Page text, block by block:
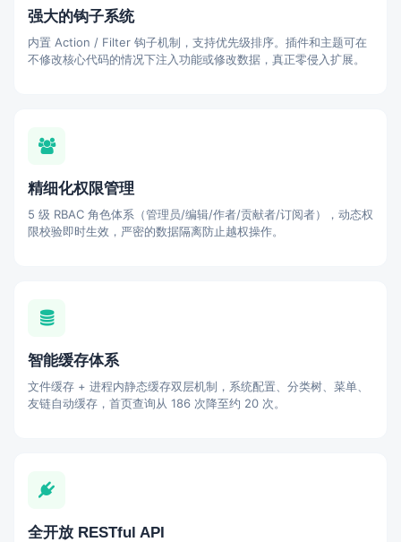
强大的钩子系统
内置 Action / Filter 钩子机制，支持优先级排序。插件和主题可在
不修改核心代码的情况下注入功能或修改数据，真正零侵入扩展。
精细化权限管理
5 级 RBAC 角色体系（管理员/编辑/作者/贡献者/订阅者），动态权
限校验即时生效，严密的数据隔离防止越权操作。
智能缓存体系
文件缓存 + 进程内静态缓存双层机制，系统配置、分类树、菜单、
友链自动缓存，首页查询从 186 次降至约 20 次。
全开放 RESTful API